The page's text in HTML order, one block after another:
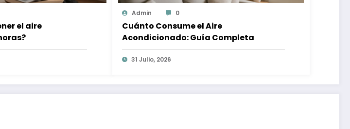
el aire
Admin 0
Cuánto Consume el Aire
Acondicionado: Guía Completa
31 Julio, 2026